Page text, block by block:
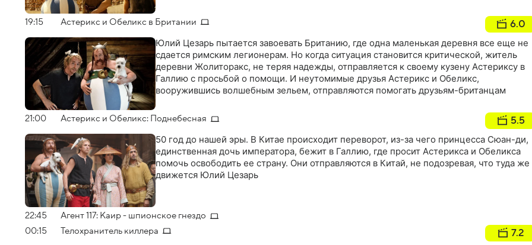
19:15 Астерикс и Обеликс в Британии 6.0
Юлий Цезарь пытается завоевать Британию, где одна маленькая деревня все еще не
сдается римским легионерам. Но когда ситуация становится критической, житель
деревни Жолиторакс, не теряя надежды, отправляется к своему кузену Астериксу в
Галлию с просьбой о помощи. И неутомимые друзья Астерикс и Обеликс,
вооружившись волшебным зельем, отправляются помогать друзьям-британцам
21:00 Астерикс и Обеликс: Поднебесная 5.5
50 год до нашей эры. В Китае происходит переворот, из-за чего принцесса Сюан-ди,
единственная дочь императора, бежит в Галлию, где просит Астерикса и Обеликса
помочь освободить ее страну. Они отправляются в Китай, не подозревая, что туда же
движется Юлий Цезарь
22:45
Агент 117: Каир - шпионское гнездо
00:15
Телохранитель киллера 7.2